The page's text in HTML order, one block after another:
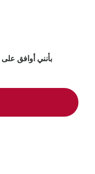
بأنني أوافق